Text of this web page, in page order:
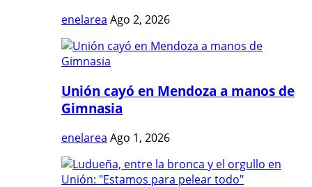
enelarea Ago 2, 2026
Unión cayó en Mendoza a manos de
Gimnasia
enelarea Ago 1, 2026